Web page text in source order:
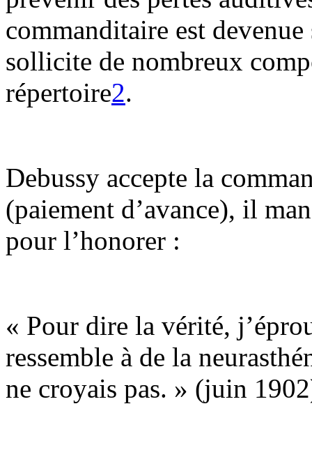
commanditaire est
sollicite de nombreux
répertoire2.
Debussy accepte la
(paiement d’avance), il
pour l’honorer :
« Pour dire la vérité,
ressemble à de la
ne croyais pas. » (juin